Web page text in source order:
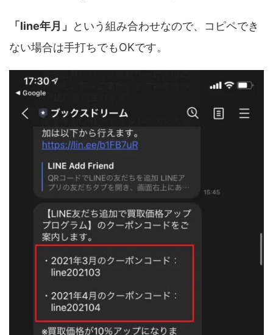
「line年月」
という組み合わせなので、コピペでき
ない場合は手打ちでもOKです。